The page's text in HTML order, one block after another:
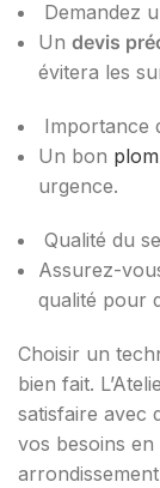
Demandez
Un devis
évitera les
Importance
Un bon
urgence.
Qualité du
Assurez-
qualité pour
Choisir un
bien fait.
satisfaire avec
vos besoins en